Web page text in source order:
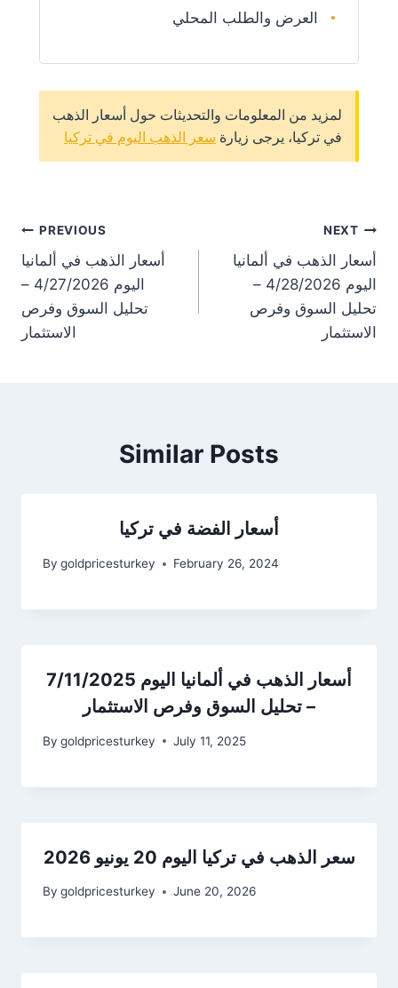
العرض والطلب المحلي
لمزيد من المعلومات والتحديثات حول أسعار الذهب
في تركيا، يرجى زيارة سعر الذهب اليوم في تركيا
PREVIOUS
أسعار الذهب في ألمانيا
اليوم 4/27/2026 –
تحليل السوق وفرص
الاستثمار
NEXT
أسعار الذهب في ألمانيا
اليوم 4/28/2026 –
تحليل السوق وفرص
الاستثمار
Similar Posts
أسعار الفضة في تركيا
By goldpricesturkey February 26, 2024
أسعار الذهب في ألمانيا اليوم 7/11/2025
– تحليل السوق وفرص الاستثمار
By goldpricesturkey July 11, 2025
سعر الذهب في تركيا اليوم 20 يونيو 2026
By goldpricesturkey June 20, 2026